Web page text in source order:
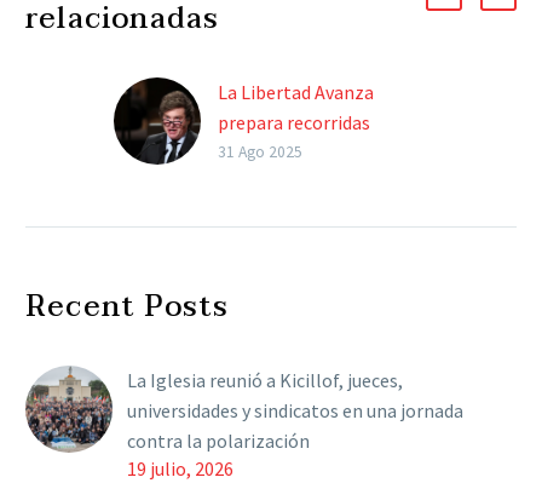
relacionadas
La Libertad Avanza
prepara recorridas
sectorizadas de Milei en
ocho secciones para
encuestas en territorio
bonaerense. Con la
mente…
31 Ago 2025
Recent Posts
La Iglesia reunió a Kicillof, jueces,
universidades y sindicatos en una jornada
contra la polarización
19 julio, 2026